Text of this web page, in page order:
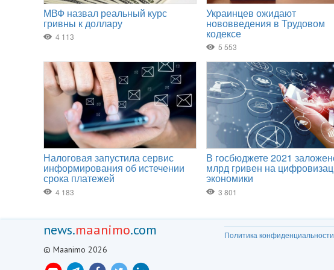
news.maanimo.com
© Maanimo 2026
Политика конфиденциальности